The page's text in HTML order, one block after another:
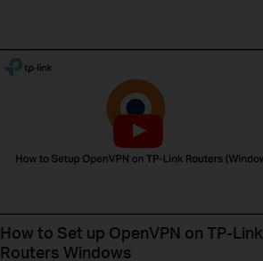
How to Set up OpenVPN on TP-Link
Routers Windows